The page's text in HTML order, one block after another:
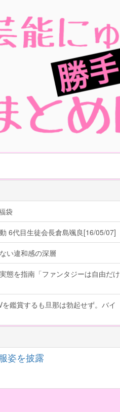
袋
6代目生徒会長倉島颯良[16/05/07]
い違和感の深層
態を指南「ファンタジーは自由だけ
鑑賞するも旦那は勃起せず。バイ
姿を披露